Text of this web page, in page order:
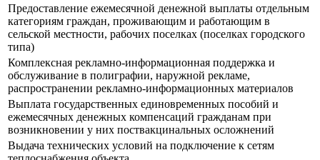
Предоставление ежемесячной денежной выплаты отдельным
категориям граждан, проживающим и работающим в
сельской местности, рабочих поселках (поселках городского
типа)
Комплексная рекламно-информационная поддержка и
обслуживание в полиграфии, наружной рекламе,
распространении рекламно-информационных материалов
Выплата государственных единовременных пособий и
ежемесячных денежных компенсаций гражданам при
возникновении у них поствакцинальных осложнений
Выдача технических условий на подключение к сетям